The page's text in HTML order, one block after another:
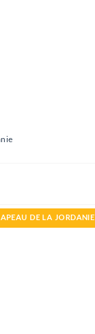
DE LA JORDANIE